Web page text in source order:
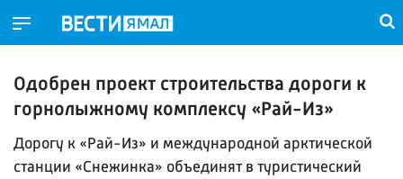
Одобрен проект строительства дороги к
горнолыжному комплексу «Рай-Из»
Дорогу к «Рай-Из» и международной арктической
станции «Снежинка» объединят в туристический